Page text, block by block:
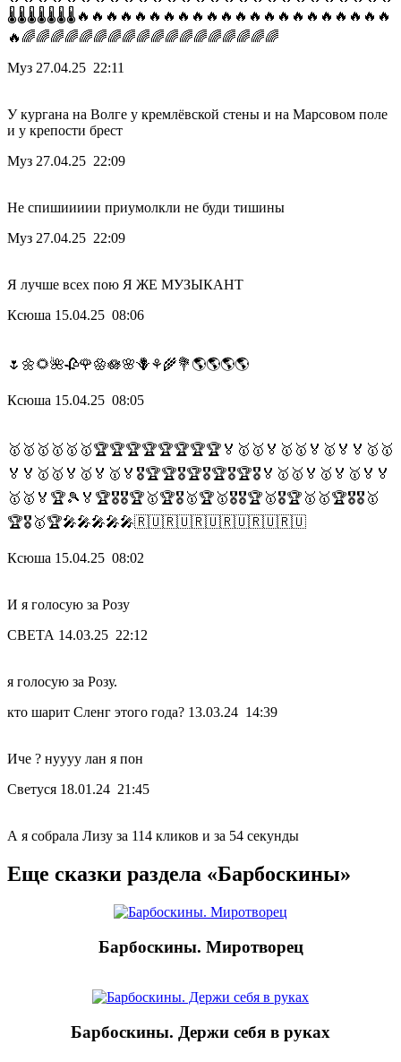
🌡️🌡️🌡️🌡️🌡️🌡️🌡️🔥🔥🔥🔥🔥🔥🔥🔥🔥🔥🔥🔥🔥🔥🔥🔥🔥🔥🔥🔥🔥🔥
🔥🌈🌈🌈🌈🌈🌈🌈🌈🌈🌈🌈🌈🌈🌈🌈🌈🌈🌈
Муз 27.04.25 22:11
У кургана на Волге у кремлёвской стены и на Марсовом поле
и у крепости брест
Муз 27.04.25 22:09
Не спишиииии приумолкли не буди тишины
Муз 27.04.25 22:09
Я лучше всех пою Я ЖЕ МУЗЫКАНТ
Ксюша 15.04.25 08:06
🌷🌼🌻🌺🥀🌹🏵🪷🌸🪻⚘️🌾💐🌎🌎🌎🌎
Ксюша 15.04.25 08:05
🥇🥇🥇🥇🥇🥇🏆🏆🏆🏆🏆🏆🏆🏆🏅🥇🥇🏅🥇🥇🏅🥇🏅🏅🥇🥇
🏅🏅🥇🥇🏅🥇🏅🥇🏅🎖🏆🏆🎖🏆🎖🏆🎖🏆🎖🏅🥇🥇🏅🥇🏅🥇🏅🏅
🥇🥇🏅🏆🎾🏅🏆🎖🎖🏆🥇🏆🎖🥇🏆🥇🎖🎖🏆🥇🎖🏆🥇🥇🏆🎖🎖🥇
🏆🎖🥇🏆🎤🎤🎤🎤🎤🇷🇺🇷🇺🇷🇺🇷🇺🇷🇺🇷🇺
Ксюша 15.04.25 08:02
И я голосую за Розу
СВЕТА 14.03.25 22:12
я голосую за Розу.
кто шарит Сленг этого года? 13.03.24 14:39
Иче ? нуууу лан я пон
Светуся 18.01.24 21:45
А я собрала Лизу за 114 кликов и за 54 секунды
Еще сказки раздела «Барбоскины»
Барбоскины. Миротворец
Барбоскины. Держи себя в руках